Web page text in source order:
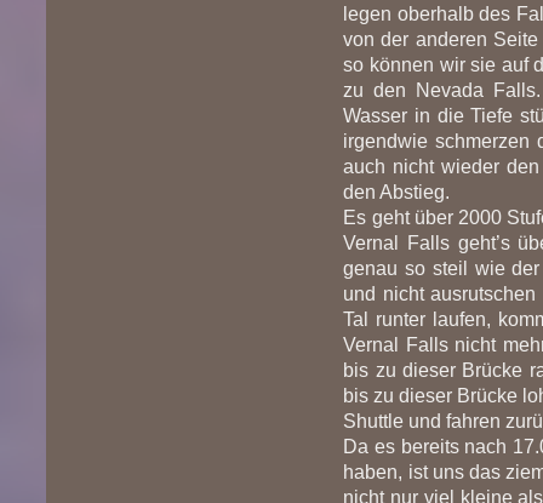
legen oberhalb des
von der anderen
so können wir sie auf
zu den Nevada
Wasser in die Tiefe
irgendwie schmerzen
auch nicht wieder
den Abstieg.
Es geht über 2000
Vernal Falls geht’s
genau so steil wie
und nicht
Tal runter laufen,
Vernal Falls nicht
bis zu dieser Brücke
bis zu dieser Brücke
Shuttle und fahren
Da es bereits nach
haben, ist uns das
nicht nur viel kleine